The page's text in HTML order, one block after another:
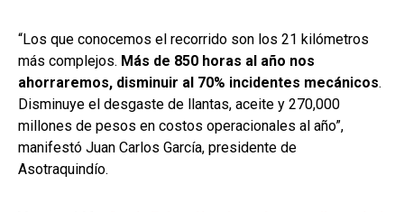
“Los que conocemos el recorrido son los 21 kilómetros
más complejos. Más de 850 horas al año nos
ahorraremos, disminuir al 70% incidentes mecánicos.
Disminuye el desgaste de llantas, aceite y 270,000
millones de pesos en costos operacionales al año”,
manifestó Juan Carlos García, presidente de
Asotraquindío.